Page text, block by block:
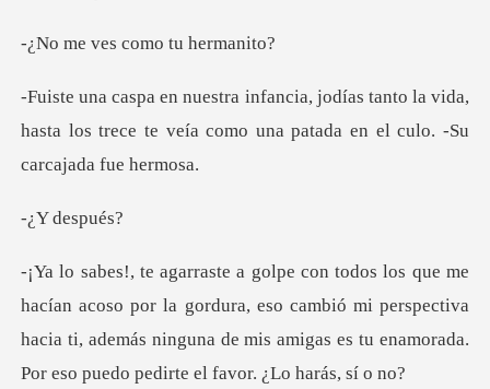
s como tu
tanto la vida,
hasta los trece te veía como un
desp
r la gordura, eso cambió mi perspectiva
hacia ti, además ninguna de mis a